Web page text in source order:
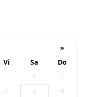
»
Vi Sa
Do
1
2
7 8
9